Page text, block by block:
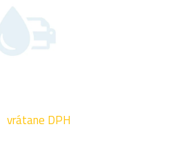
vrátane DPH